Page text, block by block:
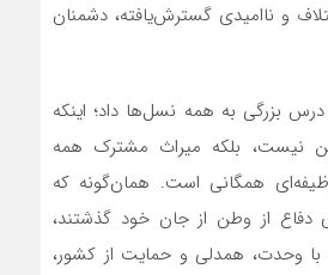
و ناامیدی گسترش‌یافته، دشمنان
بزرگی به همه نسل‌ها داد؛ اینکه
نیست، بلکه میراث مشترک همه
همگانی است. همان‌گونه که
دفاع از وطن از جان خود گذشتند،
با وحدت، همدلی و حمایت از کشور،